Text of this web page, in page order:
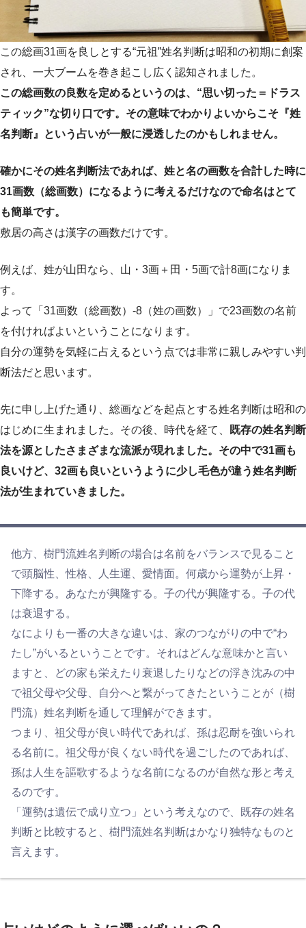
この総画31画を良しとする“元祖”姓名判断は昭和の初期に創案
され、一大ブームを巻き起こし広く認知されました。
この総画数の良数を定めるというのは、“思い切った＝ドラス
ティック”な切り口です。その意味でわかりよいからこそ『姓
名判断』という占いが一般に浸透したのかもしれません。
確かにその姓名判断法であれば、姓と名の画数を合計した時に
31画数（総画数）になるように考えるだけなので命名はとて
も簡単です。
敷居の高さは漢字の画数だけです。
例えば、姓が山田なら、山・3画＋田・5画で計8画になりま
す。
よって「31画数（総画数）-8（姓の画数）」で23画数の名前
を付ければよいということになります。
自分の運勢を気軽に占えるという点では非常に親しみやすい判
断法だと思います。
先に申し上げた通り、総画などを起点とする姓名判断は昭和の
はじめに生まれました。その後、時代を経て、
既存の姓名判断
法を源としたさまざまな流派が現れました。その中で31画も
良いけど、32画も良いというように少し毛色が違う姓名判断
法が生まれていきました。
他方、樹門流姓名判断の場合は名前をバランスで見ること
で頭脳性、性格、人生運、愛情面。何歳から運勢が上昇・
下降する。あなたが興隆する。子の代が興隆する。子の代
は衰退する。
なによりも一番の大きな違いは、家のつながりの中で“わ
たし”がいるということです。それはどんな意味かと言い
ますと、どの家も栄えたり衰退したりなどの浮き沈みの中
で祖父母や父母、自分へと繋がってきたということが（樹
門流）姓名判断を通して理解ができます。
つまり、祖父母が良い時代であれば、孫は忍耐を強いられ
る名前に。祖父母が良くない時代を過ごしたのであれば、
孫は人生を謳歌するような名前になるのが自然な形と考え
るのです。
「運勢は遺伝で成り立つ」という考えなので、既存の姓名
判断と比較すると、樹門流姓名判断はかなり独特なものと
言えます。